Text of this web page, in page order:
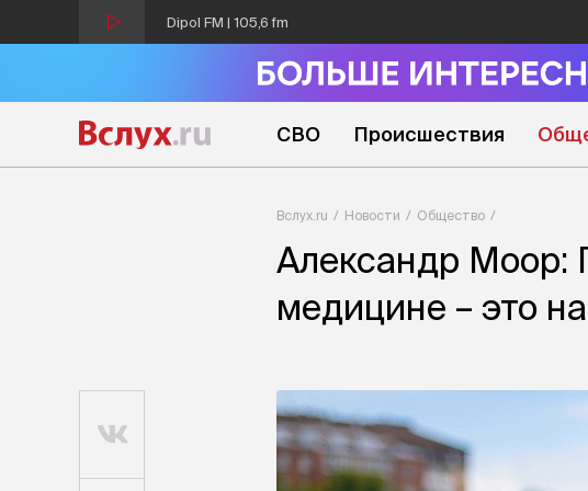
Dipol FM | 105,6 fm
СВО Происшествия
Вслух.ru Новости Общество
Александр Моор:
медицине – это